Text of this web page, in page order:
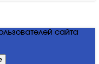
сайта